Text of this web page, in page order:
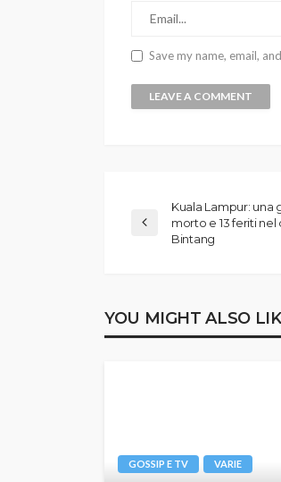
Save my name, email,
Kuala Lampur: una
morto e 13 feriti
Bintang
YOU MIGHT ALSO
GOSSIP E TV VARIE